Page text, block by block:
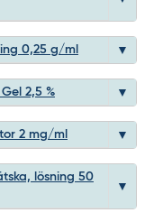
0,25 g/ml
2,5 %
2 mg/ml
lösning 50